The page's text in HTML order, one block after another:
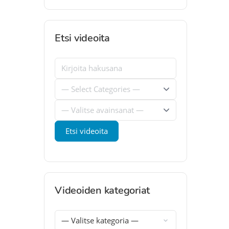
Etsi videoita
Videoiden kategoriat